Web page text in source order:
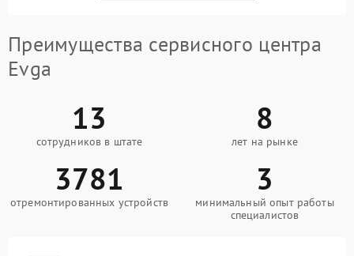
Преимущества сервисного центра
Evga
13
сотрудников в штате
8
лет на рынке
3781
отремонтированных устройств
3
минимальный опыт работы
специалистов